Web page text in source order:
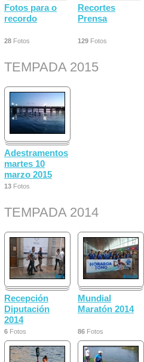
Fotos para o
recordo
28 Fotos
Recortes
Prensa
129 Fotos
TEMPADA 2015
Adestramentos
martes 10
marzo 2015
13 Fotos
TEMPADA 2014
Recepción
Diputación
2014
6 Fotos
Mundial
Maratón 2014
86 Fotos